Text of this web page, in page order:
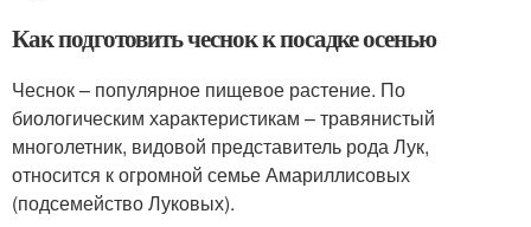
Как подготовить чеснок к посадке осенью
Чеснок – популярное пищевое растение. По
биологическим характеристикам – травянистый
многолетник, видовой представитель рода Лук,
относится к огромной семье Амариллисовых
(подсемейство Луковых).